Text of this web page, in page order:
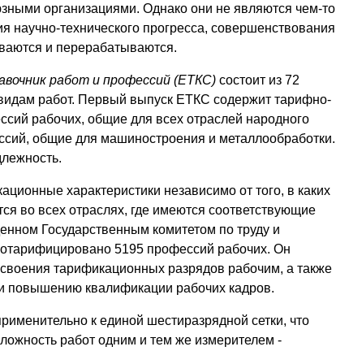
организациями. Однако они не являются чем-то
технического прогресса, совершенствования
и перерабатываются.
работ и профессий (ЕТКС)состоит из 72
работ. Первый выпуск ЕТКС содержит тарифно-
рабочих, общие для всех отраслей народного
общие для машиностроения и металлообработки.
характеристики независимо от того, в каких
во всех отраслях, где имеются соответствующие
Государственным комитетом по труду и
5195 профессий рабочих. Он
тарификационных разрядов рабочим, а также
повышению квалификации рабочих кадров.
к единой шестиразрядной сетки, что
работ одним и тем же измерителем -